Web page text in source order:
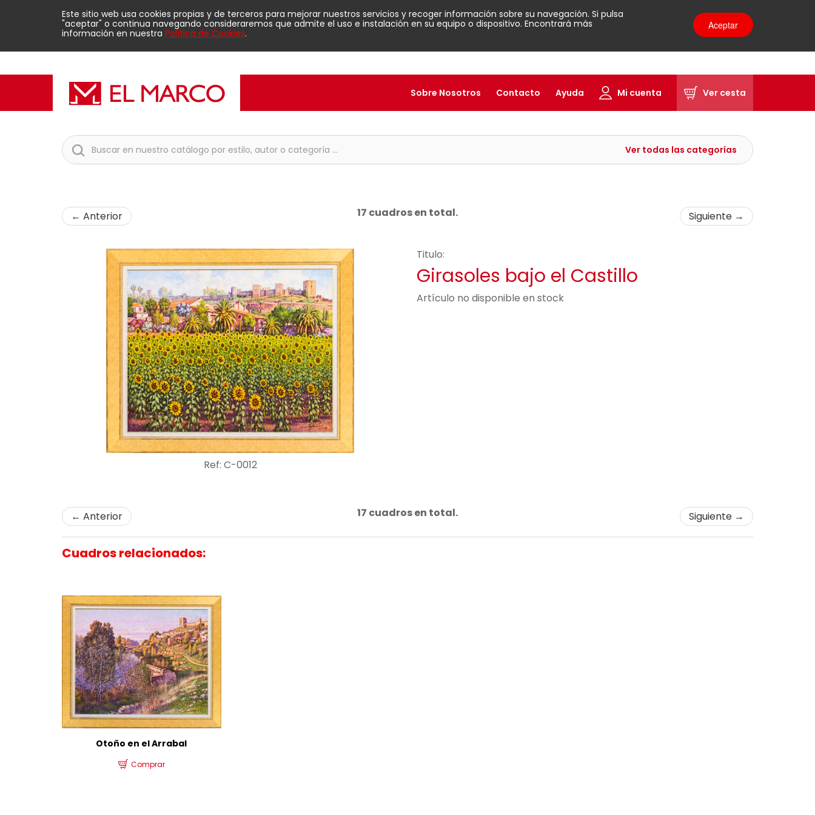
Este sitio web usa cookies propias y de terceros para mejorar nuestros servicios y recoger información sobre su navegación. Si pulsa
"aceptar" o continua navegando consideraremos que admite el uso e instalación en su equipo o dispositivo. Encontrará más
información en nuestra Política de Cookies.
Aceptar
Ver cesta
Mi cuenta
Ayuda
Contacto
Sobre Nosotros
Ver todas las categorías
← Anterior 17 cuadros en total. Siguiente →
Ref: C-0012
Titulo:
Girasoles bajo el Castillo
Artículo no disponible en stock
← Anterior 17 cuadros en total. Siguiente →
Cuadros relacionados:
Otoño en el Arrabal
Comprar